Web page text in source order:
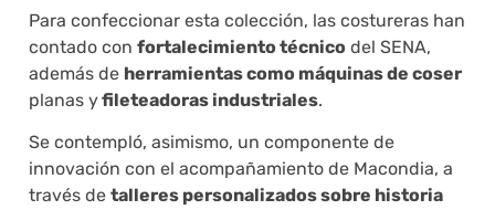
Para confeccionar esta colección, las costureras han
contado con fortalecimiento técnico del SENA,
además de herramientas como máquinas de coser
planas yfileteadoras industriales.
Se contempló, asimismo, un componente de
innovación con el acompañamiento de Macondia, a
través de talleres personalizados sobre historia